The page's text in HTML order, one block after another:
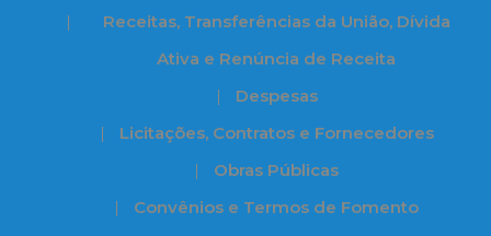
Receitas, Transferências da União, Dívida
Ativa e Renúncia de Receita
Despesas
Licitações, Contratos e Fornecedores
Obras Públicas
Convênios e Termos de Fomento